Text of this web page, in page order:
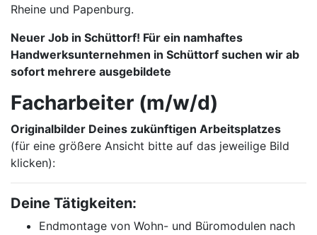
Rheine und Papenburg.
Neuer Job in Schüttorf! Für ein namhaftes
Handwerksunternehmen in Schüttorf suchen wir ab
sofort mehrere ausgebildete
Facharbeiter (m/w/d)
Originalbilder Deines zukünftigen Arbeitsplatzes
(für eine größere Ansicht bitte auf das jeweilige Bild
klicken):
Deine Tätigkeiten:
Endmontage von Wohn- und Büromodulen nach